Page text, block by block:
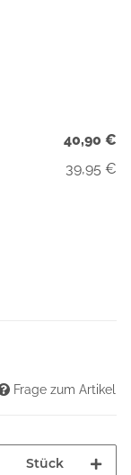
40,90 €
39,95 €
Frage zum Artikel
Stück